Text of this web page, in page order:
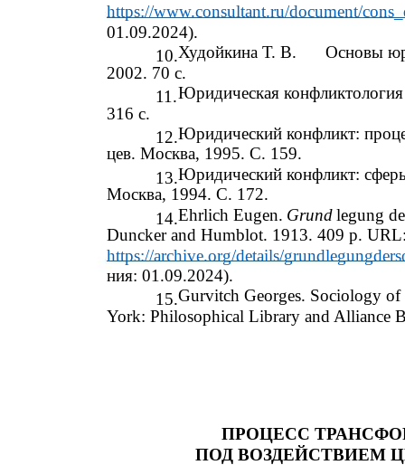
https://www.consultant.ru/document/
01.09.2024).
10.Худойкина Т. В.
Основы
2002. 70 с.
11.Юридическая
316 с.
12.Юридический конфликт:
цев. Москва, 1995. С. 159.
13.Юридический конфликт:
Москва, 1994. С. 172.
14.Ehrlich Eugen. Grundlegung
Duncker and Humblot. 1913. 409 p.
https://archive.org/details/
ния: 01.09.2024).
15.Gurvitch Georges. Sociology
York: Philosophical Library and Alliance
ПРОЦЕСС
ПОД ВОЗДЕЙСТВИЕМ